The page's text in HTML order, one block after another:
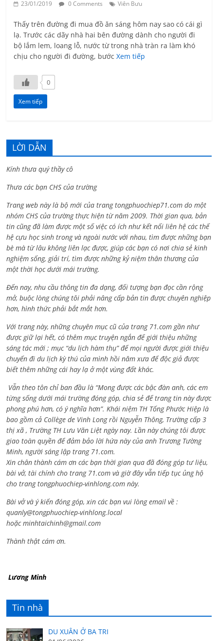
23/01/2019 0 Comments Viên Bưu
Thấy trên đường đi mua đồ ăn sáng hôm nay sao có cái gì
lạ. Trước các dãy nhà hai bên đường dành cho người đi
bộ lắm lem, loang lỗ, nước từ trong nhà tràn ra làm khó
chịu cho người đi đường, bướcXem tiếp
0
Xem tiếp
LỜI DẪN
Kính thưa quý thầy cô
Thưa các bạn CHS của trường
Trang web này là bộ mới của trang tongphuochiep71.com do một
nhóm CHS của trường thực hiện từ năm 2009. Thời gian qua, bản
tin cũng đã làm được một số việc có ích như kết nối liên hệ các thế
hệ cựu học sinh trong và ngoài nước với nhau, tìm được những bạn
bè mà từ lâu không liên lạc được, giúp các bạn có nơi chia sẻ kinh
nghiệm sống, giải trí, tìm được những kỷ niệm thân thương của
một thời học dưới mái trường.
Đến nay, nhu cầu thông tin đa dạng, đối tượng bạn đọc cần rộng
mở, buộc lòng chúng tôi phải nâng cấp bản tin được chuyên nghiệp
hơn, hình thức phải bắt mắt hơn.
Với trang này, những chuyên mục cũ của trang 71.com gần như
được giữ lại hết, có thêm mục truyện ngắn để giới thiệu những
sáng tác mới ; mục “du lịch hàm thụ” để mọi người được giới thiệu
chuyến đi du lịch kỳ thú của mình hồi năm xưa để độc giả được
biết thêm những cái hay lạ ở một vùng đất khác.
Vẫn theo tôn chỉ ban đầu là “Mong được các bậc đàn anh, các em
từng sống dưới mái trường đóng góp, chia sẻ để trang tin này được
phong phú hơn, có ý nghĩa hơn”. Khái niệm TH Tống Phước Hiệp là
bao gồm cả Collège de Vinh Long rồi Nguyễn Thông, Trường cấp 3
thị xã , Trường TH Lưu Văn Liệt ngày nay. Lần này chúng tôi được
giao toàn quyền để đảm bảo lời hứa này của anh Trương Tường
Minh, người sáng lập trang 71.com.
Xin chân thành cám ơn các bạn thời gian qua đã đóng góp tư liệu,
bài vở, tài chính cho trang 71.com và giờ đây vẫn tiếp tục ủng hộ
cho trang tongphuochiep-vinhlong.com này.
Bài vở và ý kiến đóng góp, xin các bạn vui lòng email về :
quanly@tongphuochiep-vinhlong.local
hoặcminhtaichinh@gmail.com
Thành thật cám ơn.
Lương Minh
Tin nhà
DU XUÂN Ở BA TRI